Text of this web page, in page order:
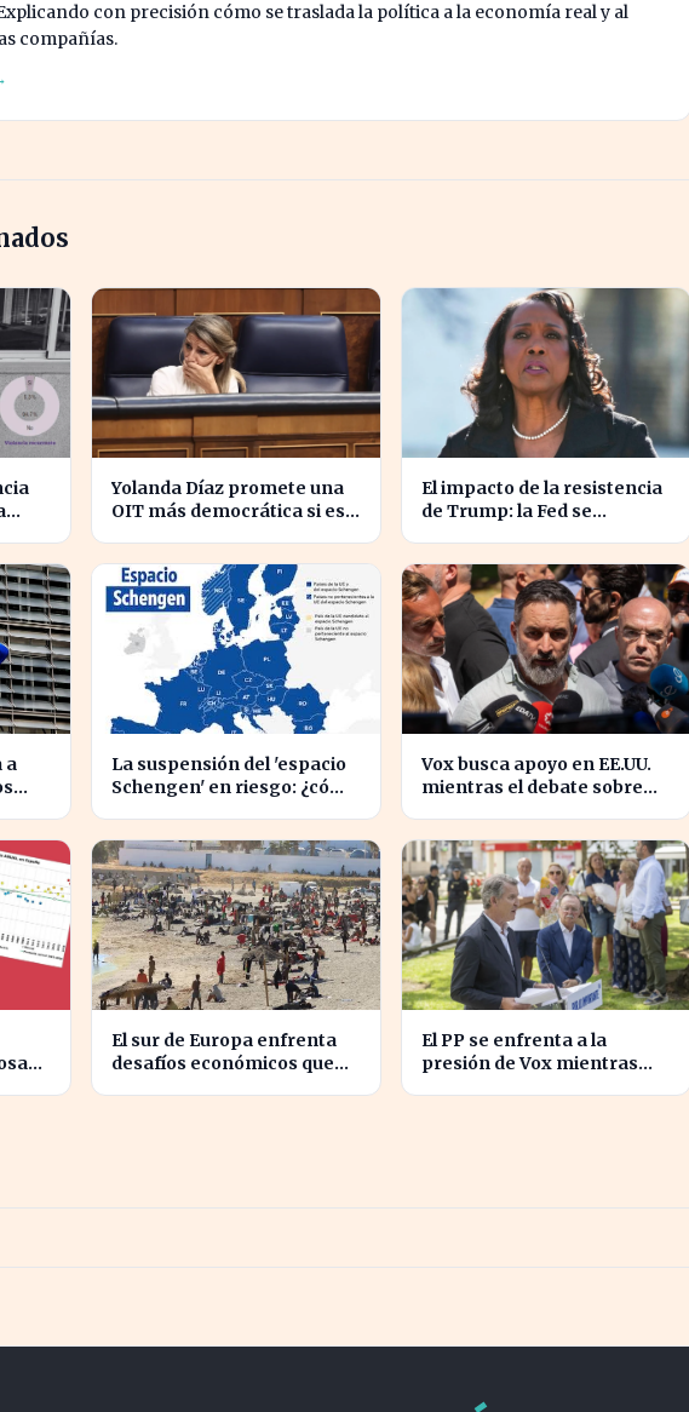
con precisión cómo se traslada la política a la economía real y al
compañías.
Yolanda Díaz promete una
OIT más democrática si es
El impacto de la resistencia
de Trump: la Fed se
a
La suspensión del 'espacio
Schengen' en riesgo: ¿cómo
Vox busca apoyo en EE.UU.
mientras el debate sobre
El sur de Europa enfrenta
desafíos económicos que
El PP se enfrenta a la
presión de Vox mientras